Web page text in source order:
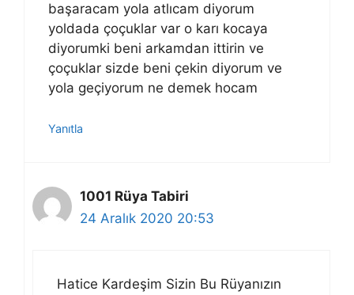
başaracam yola atlıcam diyorum
yoldada çoçuklar var o karı kocaya
diyorumki beni arkamdan ittirin ve
çoçuklar sizde beni çekin diyorum ve
yola geçiyorum ne demek hocam
Yanıtla
1001 Rüya Tabiri
24 Aralık 2020 20:53
Hatice Kardeşim Sizin Bu Rüyanızın